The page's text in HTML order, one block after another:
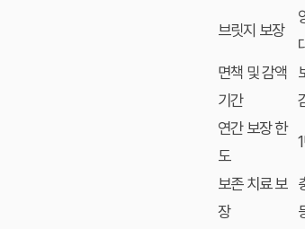
브릿지 보장
면책 및 감액
기간
연간 보장 한
도
보존 치료 보
장